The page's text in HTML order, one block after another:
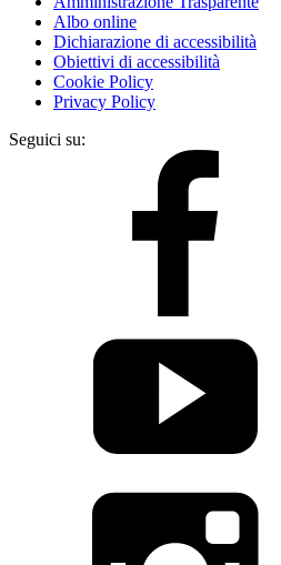
Albo online
Dichiarazione di accessibilità
Obiettivi di accessibilità
Cookie Policy
Privacy Policy
Seguici su: